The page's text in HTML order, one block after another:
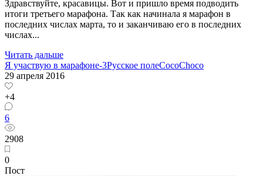
Здравствуйте, красавицы. Вот и пришло время подводить
итоги третьего марафона. Так как начинала я марафон в
последних числах марта, то и заканчиваю его в последних
числах...
Читать дальше
Я участвую в марафоне-3Русское полеCocoChoco
29 апреля 2016
+4
6
2908
0
Пост